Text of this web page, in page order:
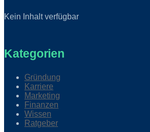
Kein Inhalt verfügbar
Kategorien
Gründung
Karriere
Marketing
Finanzen
Wissen
Ratgeber